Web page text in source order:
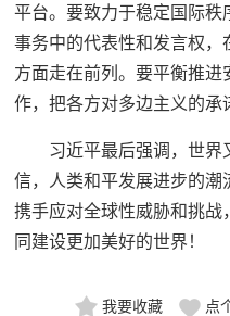
平台。要致力于稳定国际
事务中的代表性和发言权
方面走在前列。要平衡推
作，把各方对多边主义的承
习近平最后强调，世界
信，人类和平发展进步的潮
携手应对全球性威胁和挑
同建设更加美好的世界！
我要收藏 点